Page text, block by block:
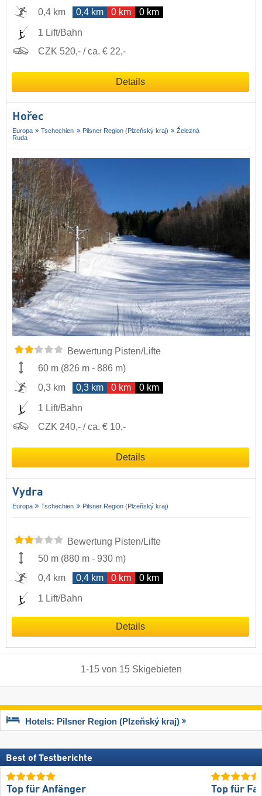
0,4 km
0,4 km 0 km 0 km
1 Lift/Bahn
CZK 520,- / ca. € 22,-
Details
Hořec
Europa Tschechien Pilsner Region (Plzeňský kraj)
Železná
Ruda
Bewertung Pisten/Lifte
60 m (826 m - 886 m)
0,3 km
0,3 km 0 km 0 km
1 Lift/Bahn
CZK 240,- / ca. € 10,-
Details
Vydra
Europa Tschechien Pilsner Region (Plzeňský kraj)
Bewertung Pisten/Lifte
50 m (880 m - 930 m)
0,4 km
0,4 km 0 km 0 km
1 Lift/Bahn
Details
1-15von 15 Skigebieten
Hotels: Pilsner Region (Plzeňský kraj)
Best of Testberichte
Top für Anfänger Top für